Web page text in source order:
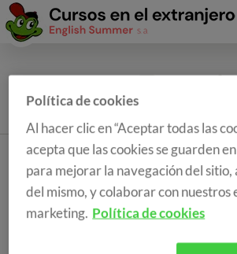
Política de cookies
Al hacer clic en “Aceptar todas las
acepta que las cookies se guarden
para mejorar la navegación del sitio,
del mismo, y colaborar con nuestros
marketing. Política de cookies